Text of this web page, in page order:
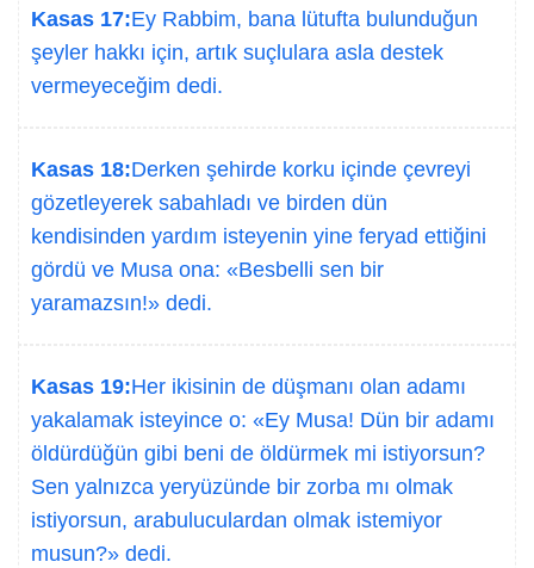
Kasas 17:Ey Rabbim, bana lütufta bulunduğun
şeyler hakkı için, artık suçlulara asla destek
vermeyeceğim dedi.
Kasas 18:Derken şehirde korku içinde çevreyi
gözetleyerek sabahladı ve birden dün
kendisinden yardım isteyenin yine feryad ettiğini
gördü ve Musa ona: «Besbelli sen bir
yaramazsın!» dedi.
Kasas 19:Her ikisinin de düşmanı olan adamı
yakalamak isteyince o: «Ey Musa! Dün bir adamı
öldürdüğün gibi beni de öldürmek mi istiyorsun?
Sen yalnızca yeryüzünde bir zorba mı olmak
istiyorsun, arabuluculardan olmak istemiyor
musun?» dedi.